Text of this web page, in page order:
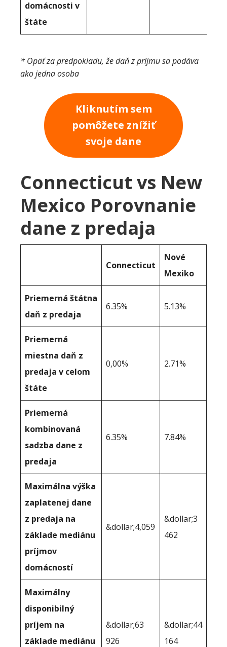
domácnosti v
štáte
* Opäť za predpokladu, že daň z príjmu sa podáva
ako jedna osoba
Kliknutím sem
pomôžete znížiť
svoje dane
Connecticut vs New
Mexico Porovnanie
dane z predaja
Connecticut
Nové
Mexiko
Priemerná štátna
daň z predaja
6.35% 5.13%
Priemerná
miestna daň z
predaja v celom
štáte
0,00% 2.71%
Priemerná
kombinovaná
sadzba dane z
predaja
6.35% 7.84%
Maximálna výška
zaplatenej dane
z predaja na
základe mediánu
príjmov
domácností
&dollar;4,059
&dollar;3
462
Maximálny
disponibilný
príjem na
základe mediánu
&dollar;63
926
&dollar;44
164